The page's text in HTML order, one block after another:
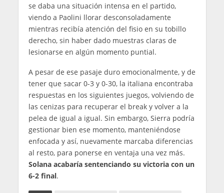
se daba una situación intensa en el partido,
viendo a Paolini llorar desconsoladamente
mientras recibía atención del fisio en su tobillo
derecho, sin haber dado muestras claras de
lesionarse en algún momento puntial.
A pesar de ese pasaje duro emocionalmente, y de
tener que sacar 0-3 y 0-30, la italiana encontraba
respuestas en los siguientes juegos, volviendo de
las cenizas para recuperar el break y volver a la
pelea de igual a igual. Sin embargo, Sierra podría
gestionar bien ese momento, manteniéndose
enfocada y así, nuevamente marcaba diferencias
al resto, para ponerse en ventaja una vez más.
Solana acabaría sentenciando su victoria con un
6-2 final.